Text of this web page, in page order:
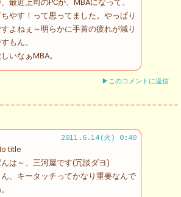
最近上司のPCが、MBAになって、
やす！って思ってました。やっぱり
よねぇ～明らかに手首の疲れが減り
もん。
いなぁMBA。
▶このコメントに返信
2011.6.14(火) 0:40
title
んは～、三河屋です(冗談ダヨ)
ん、キータッチってかなり重要なんで